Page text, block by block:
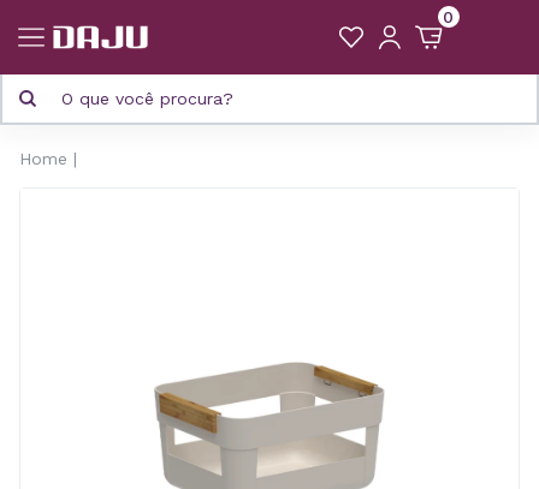
0
Home